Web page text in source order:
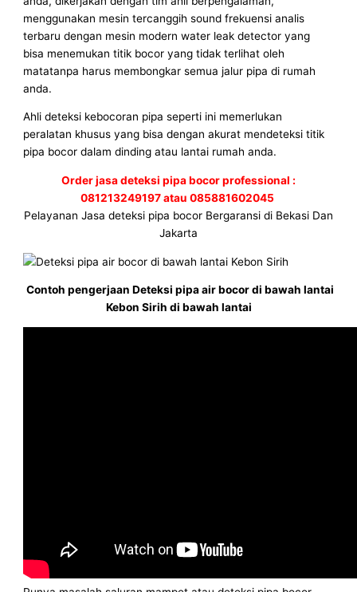
menggunakan mesin tercanggih sound frekuensi analis
terbaru dengan mesin modern water leak detector yang
bisa menemukan titik bocor yang tidak terlihat oleh
matatanpa harus membongkar semua jalur pipa di rumah
anda.
Ahli deteksi kebocoran pipa seperti ini memerlukan
peralatan khusus yang bisa dengan akurat mendeteksi titik
pipa bocor dalam dinding atau lantai rumah anda.
Order jasa deteksi pipa bocor professional :
081213249197 atau 085881602045
Pelayanan Jasa deteksi pipa bocor Bergaransi di Bekasi Dan
Jakarta
Contoh pengerjaan Deteksi pipa air bocor di bawah lantai
Kebon Sirih di bawah lantai